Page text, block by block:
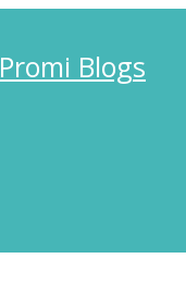
Promi Blogs